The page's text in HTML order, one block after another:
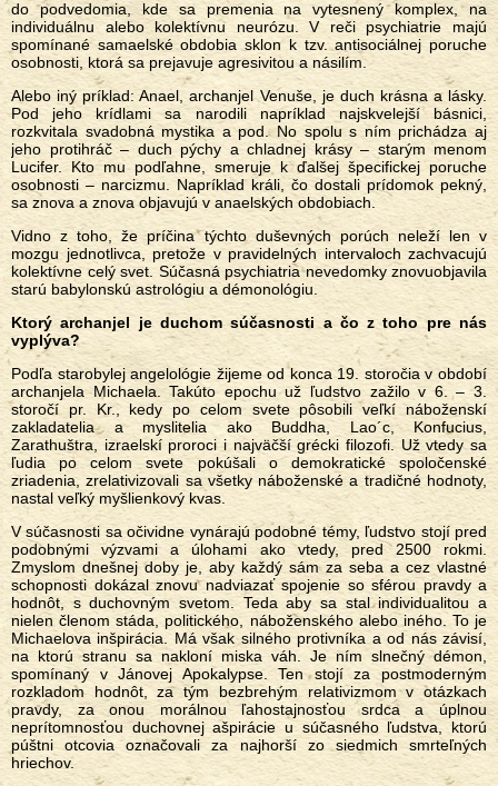
do podvedomia, kde sa premenia na vytesnený komplex, na
individuálnu alebo kolektívnu neurózu. V reči psychiatrie majú
spomínané samaelské obdobia sklon k tzv. antisociálnej poruche
osobnosti, ktorá sa prejavuje agresivitou a násilím.
Alebo iný príklad: Anael, archanjel Venuše, je duch krásna a lásky.
Pod jeho krídlami sa narodili napríklad najskvelejší básnici,
rozkvitala svadobná mystika a pod. No spolu s ním prichádza aj
jeho protihráč – duch pýchy a chladnej krásy – starým menom
Lucifer. Kto mu podľahne, smeruje k ďalšej špecifickej poruche
osobnosti – narcizmu. Napríklad králi, čo dostali prídomok pekný,
sa znova a znova objavujú v anaelských obdobiach.
Vidno z toho, že príčina týchto duševných porúch neleží len v
mozgu jednotlivca, pretože v pravidelných intervaloch zachvacujú
kolektívne celý svet. Súčasná psychiatria nevedomky znovuobjavila
starú babylonskú astrológiu a démonológiu.
Ktorý archanjel je duchom súčasnosti a čo z toho pre nás
vyplýva?
Podľa starobylej angelológie žijeme od konca 19. storočia v období
archanjela Michaela. Takúto epochu už ľudstvo zažilo v 6. – 3.
storočí pr. Kr., kedy po celom svete pôsobili veľkí náboženskí
zakladatelia a myslitelia ako Buddha, Lao´c, Konfucius,
Zarathuštra, izraelskí proroci i najväčší grécki filozofi. Už vtedy sa
ľudia po celom svete pokúšali o demokratické spoločenské
zriadenia, zrelativizovali sa všetky náboženské a tradičné hodnoty,
nastal veľký myšlienkový kvas.
V súčasnosti sa očividne vynárajú podobné témy, ľudstvo stojí pred
podobnými výzvami a úlohami ako vtedy, pred 2500 rokmi.
Zmyslom dnešnej doby je, aby každý sám za seba a cez vlastné
schopnosti dokázal znovu nadviazať spojenie so sférou pravdy a
hodnôt, s duchovným svetom. Teda aby sa stal individualitou a
nielen členom stáda, politického, náboženského alebo iného. To je
Michaelova inšpirácia. Má však silného protivníka a od nás závisí,
na ktorú stranu sa nakloní miska váh. Je ním slnečný démon,
spomínaný v Jánovej Apokalypse. Ten stojí za postmoderným
rozkladom hodnôt, za tým bezbrehým relativizmom v otázkach
pravdy, za onou morálnou ľahostajnosťou srdca a úplnou
neprítomnosťou duchovnej ašpirácie u súčasného ľudstva, ktorú
púštni otcovia označovali za najhorší zo siedmich smrteľných
hriechov.